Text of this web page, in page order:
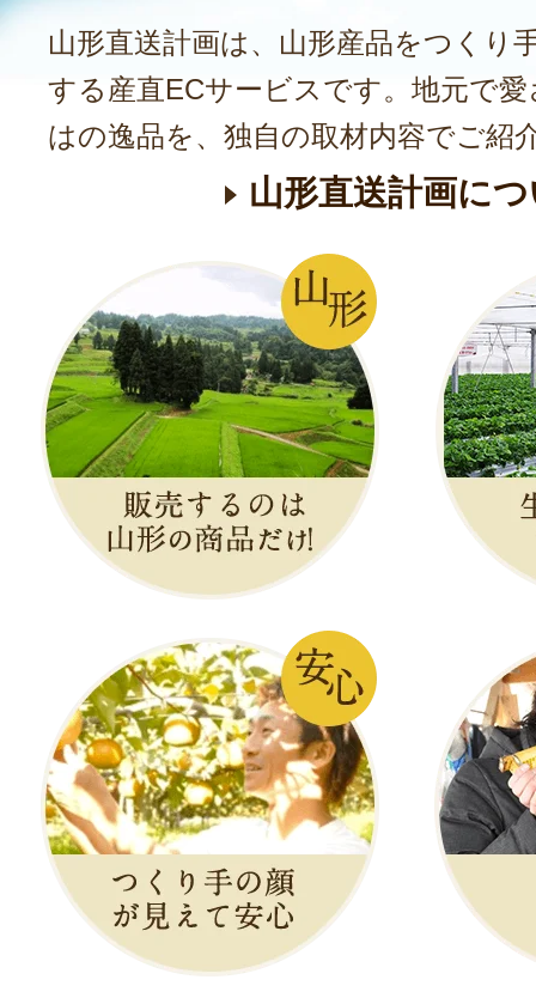
山形直送計画は、山形産品をつくり
する産直ECサービスです。地元で
はの逸品を、独自の取材内容でご紹
山形直送計画に